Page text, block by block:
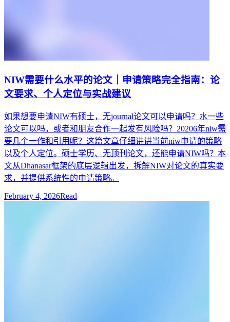
NIW需要什么水平的论文｜申请策略完全指南：论
文要求、个人定位与实战建议
如果想要申请NIW有硕士，无journal论文可以申请吗？水一些
论文可以吗，或者和朋友合作一起发有风险吗？20206年niw需
要几个一作和引用呢？这篇文章仔细讲讲当前niw申请的策略
以及个人定位。硕士学历、无顶刊论文，还能申请NIW吗？本
文从Dhanasar框架的底层逻辑出发，拆解NIW对论文的真实要
求，并提供系统性的申请策略。
February 4, 2026Read